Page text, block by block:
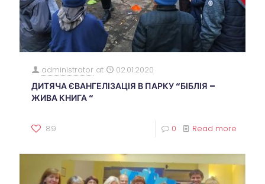
administrator at 02.01.2020
ДИТЯЧА ЄВАНГЕЛІЗАЦІЯ В ПАРКУ “БІБЛІЯ –
ЖИВА КНИГА “
89 0 Read more